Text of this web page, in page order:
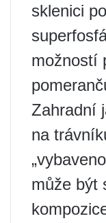
sklenici
možností
Zahradní
na
může být